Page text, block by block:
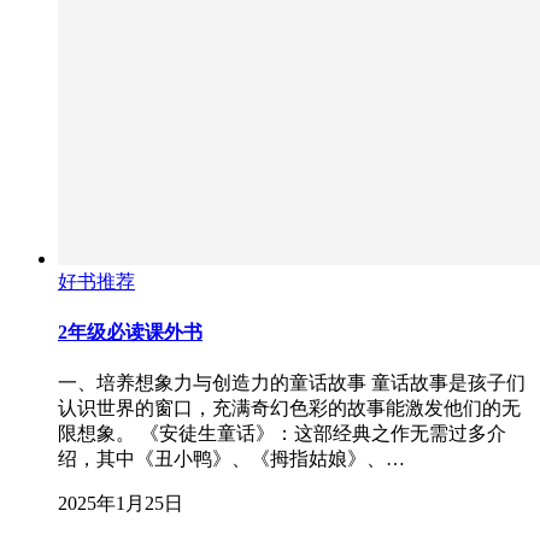
好书推荐
2年级必读课外书
一、培养想象力与创造力的童话故事 童话故事是孩子们
认识世界的窗口，充满奇幻色彩的故事能激发他们的无
限想象。 《安徒生童话》：这部经典之作无需过多介
绍，其中《丑小鸭》、《拇指姑娘》、…
2025年1月25日